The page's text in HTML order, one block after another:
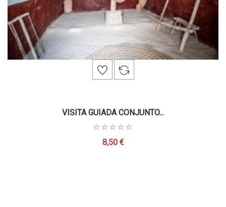
VISITA GUIADA CONJUNTO...
Precio
8,50 €